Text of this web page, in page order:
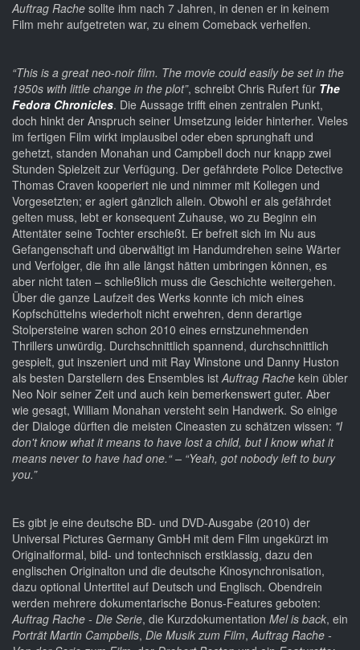
Auftrag Rache sollte ihm nach 7 Jahren, in denen er in keinem
Film mehr aufgetreten war, zu einem Comeback verhelfen.
“This is a great neo-noir film. The movie could easily be set in the
1950s with little change in the plot”, schreibt Chris Rufert für The
Fedora Chronicles. Die Aussage trifft einen zentralen Punkt,
doch hinkt der Anspruch seiner Umsetzung leider hinterher. Vieles
im fertigen Film wirkt implausibel oder eben sprunghaft und
gehetzt, standen Monahan und Campbell doch nur knapp zwei
Stunden Spielzeit zur Verfügung. Der gefährdete Police Detective
Thomas Craven kooperiert nie und nimmer mit Kollegen und
Vorgesetzten; er agiert gänzlich allein. Obwohl er als gefährdet
gelten muss, lebt er konsequent Zuhause, wo zu Beginn ein
Attentäter seine Tochter erschießt. Er befreit sich im Nu aus
Gefangenschaft und überwältigt im Handumdrehen seine Wärter
und Verfolger, die ihn alle längst hätten umbringen können, es
aber nicht taten – schließlich muss die Geschichte weitergehen.
Über die ganze Laufzeit des Werks konnte ich mich eines
Kopfschüttelns wiederholt nicht erwehren, denn derartige
Stolpersteine waren schon 2010 eines ernstzunehmenden
Thrillers unwürdig. Durchschnittlich spannend, durchschnittlich
gespielt, gut inszeniert und mit Ray Winstone und Danny Huston
als besten Darstellern des Ensembles istAuftrag Rache kein übler
Neo Noir seiner Zeit und auch kein bemerkenswert guter. Aber
wie gesagt, William Monahan versteht sein Handwerk. So einige
der Dialoge dürften die meisten Cineasten zu schätzen wissen: "I
don't know what it means to have lost a child, but I know what it
means never to have had one.“ – “Yeah, got nobody left to bury
you.”
Es gibt je eine deutsche BD- und DVD-Ausgabe (2010) der
Universal Pictures Germany GmbH mit dem Film ungekürzt im
Originalformal, bild- und tontechnisch erstklassig, dazu den
englischen Originalton und die deutsche Kinosynchronisation,
dazu optional Untertitel auf Deutsch und Englisch. Obendrein
werden mehrere dokumentarische Bonus-Features geboten:
Auftrag Rache - Die Serie, die Kurzdokumentation Mel is back, ein
Porträt Martin Campbells, Die Musik zum Film,Auftrag Rache -